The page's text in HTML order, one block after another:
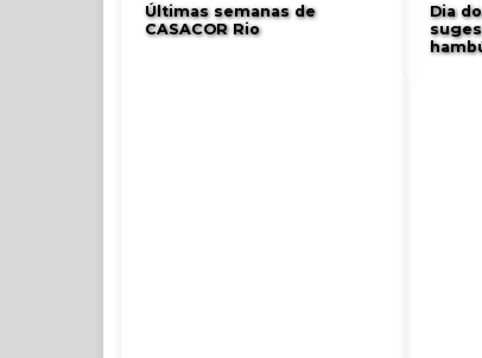
Últimas semanas de
CASACOR Rio
Dia